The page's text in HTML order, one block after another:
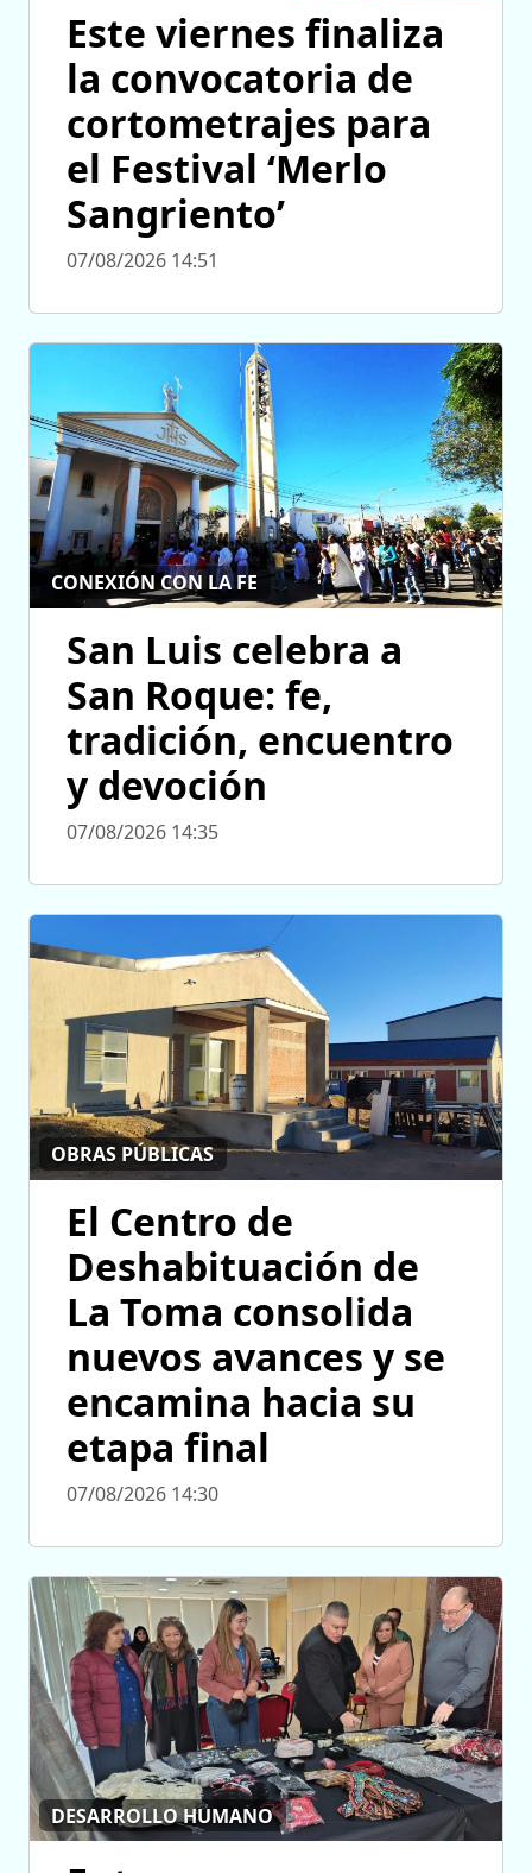
Este viernes finaliza
la convocatoria de
cortometrajes para
el Festival ‘Merlo
Sangriento’
07/08/2026 14:51
CONEXIÓN CON LA FE
San Luis celebra a
San Roque: fe,
tradición, encuentro
y devoción
07/08/2026 14:35
OBRAS PÚBLICAS
El Centro de
Deshabituación de
La Toma consolida
nuevos avances y se
encamina hacia su
etapa final
07/08/2026 14:30
DESARROLLO HUMANO